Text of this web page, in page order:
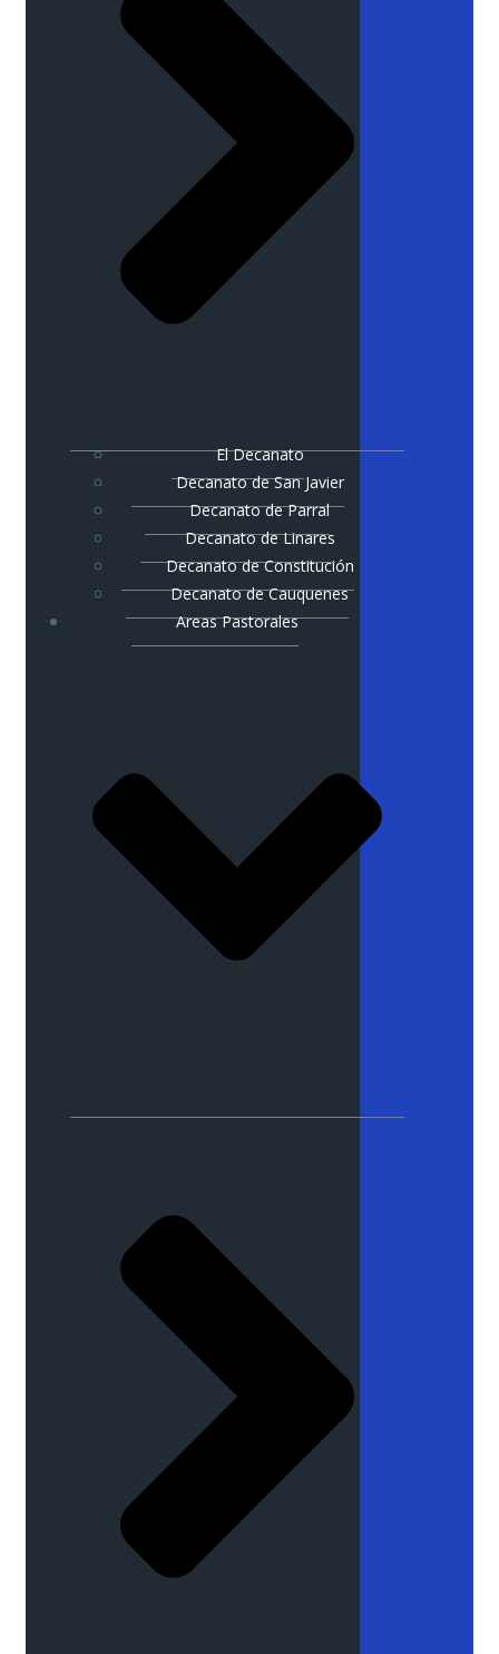
El Decanato
Decanato de San Javier
Decanato de Parral
Decanato de Linares
Decanato de Constitución
Decanato de Cauquenes
Areas Pastorales